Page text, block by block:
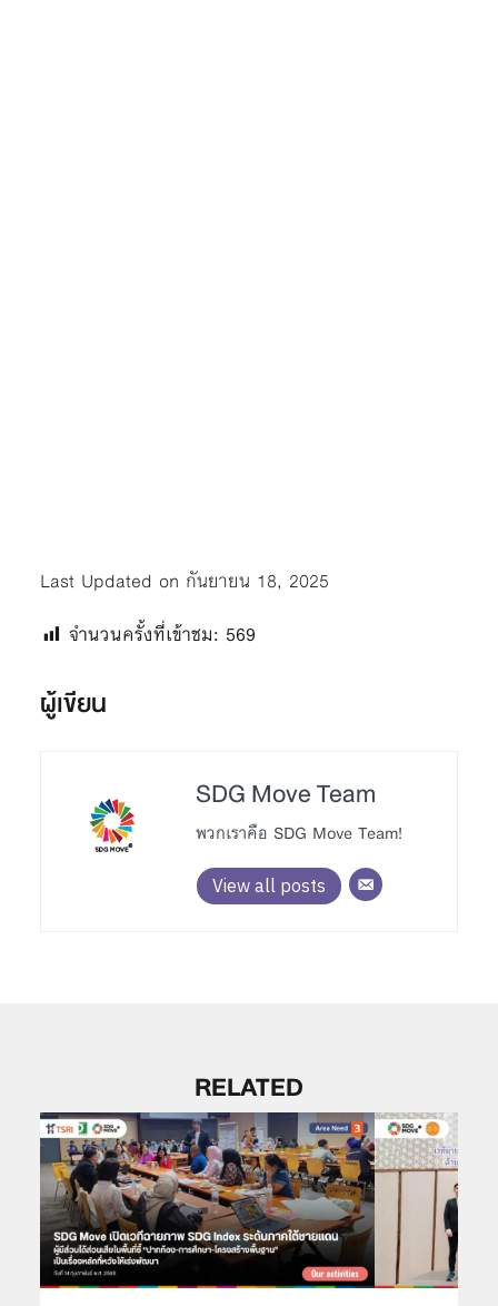
Last Updated on กันยายน 18, 2025
จำนวนครั้งที่เข้าชม: 569
ผู้เขียน
SDG Move Team
พวกเราคือ SDG Move Team!
View all posts
RELATED